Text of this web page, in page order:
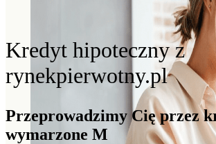
Kredyt hipoteczny z
rynekpierwotny.pl
Przeprowadzimy Cię przez
wymarzone M